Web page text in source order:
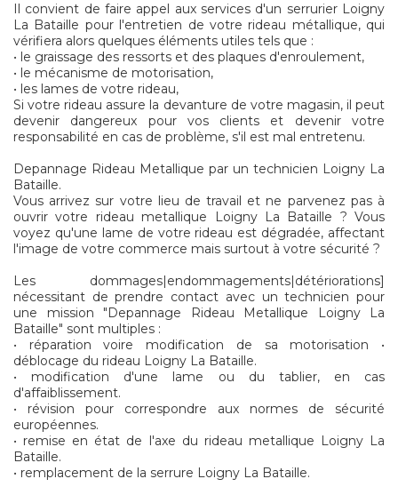
Il convient de faire appel aux services d'un serrurier Loigny
La Bataille pour l'entretien de votre rideau métallique, qui
vérifiera alors quelques éléments utiles tels que :
• le graissage des ressorts et des plaques d'enroulement,
• le mécanisme de motorisation,
• les lames de votre rideau,
Si votre rideau assure la devanture de votre magasin, il peut
devenir dangereux pour vos clients et devenir votre
responsabilité en cas de problème, s'il est mal entretenu.
Depannage Rideau Metallique par un technicien Loigny La
Bataille.
Vous arrivez sur votre lieu de travail et ne parvenez pas à
ouvrir votre rideau metallique Loigny La Bataille ? Vous
voyez qu'une lame de votre rideau est dégradée, affectant
l'image de votre commerce mais surtout à votre sécurité ?
Les dommages|endommagements|détériorations]
nécessitant de prendre contact avec un technicien pour
une mission "Depannage Rideau Metallique Loigny La
Bataille" sont multiples :
• réparation voire modification de sa motorisation •
déblocage du rideau Loigny La Bataille.
• modification d'une lame ou du tablier, en cas
d'affaiblissement.
• révision pour correspondre aux normes de sécurité
européennes.
• remise en état de l'axe du rideau metallique Loigny La
Bataille.
• remplacement de la serrure Loigny La Bataille.